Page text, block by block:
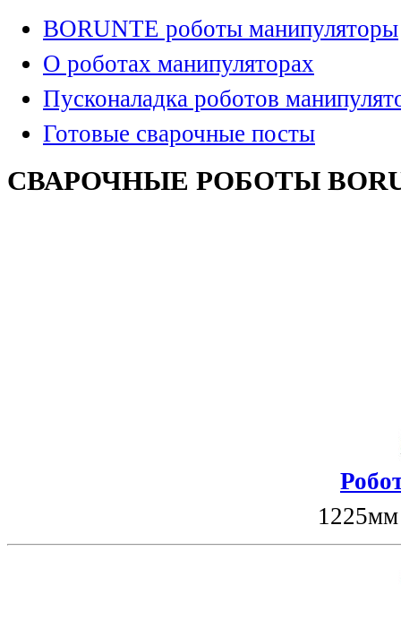
BORUNTE роботы манипуляторы
О роботах манипуляторах
Пусконаладка роботов
Готовые сварочные посты
СВАРОЧНЫЕ РОБОТЫ